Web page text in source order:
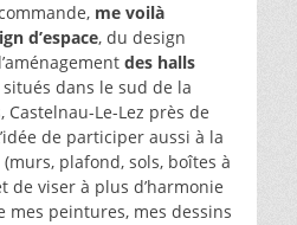
me voilà
d’espace, du design
des halls
situés dans le sud de la
Castelnau-Le-Lez près de
de participer aussi à la
plafond, sols, boîtes à
de viser à plus d’harmonie
mes peintures, mes dessins